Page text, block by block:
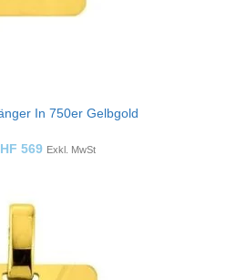
In 750er Gelbgold
569 Exkl. MwSt